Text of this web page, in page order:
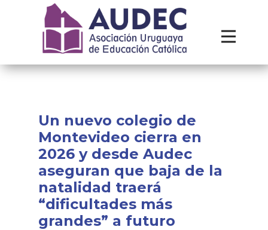
Institucional
Recursos
Un nuevo colegio de
Montevideo cierra en
2026 y desde Audec
aseguran que baja de la
natalidad traerá
“dificultades más
grandes” a futuro